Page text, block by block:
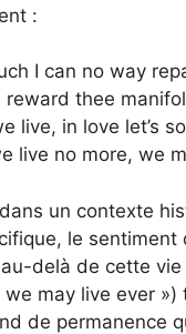
:
I can no way
reward thee
live, in love let’s
live no more, we
dans un contexte
le sentiment
au-delà de cette
we may live ever »)
de permanence